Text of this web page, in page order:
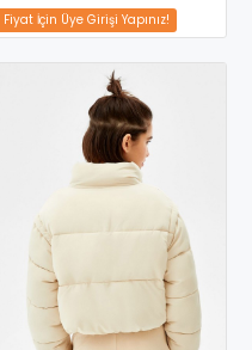
Fiyat İçin Üye Girişi Yapınız!